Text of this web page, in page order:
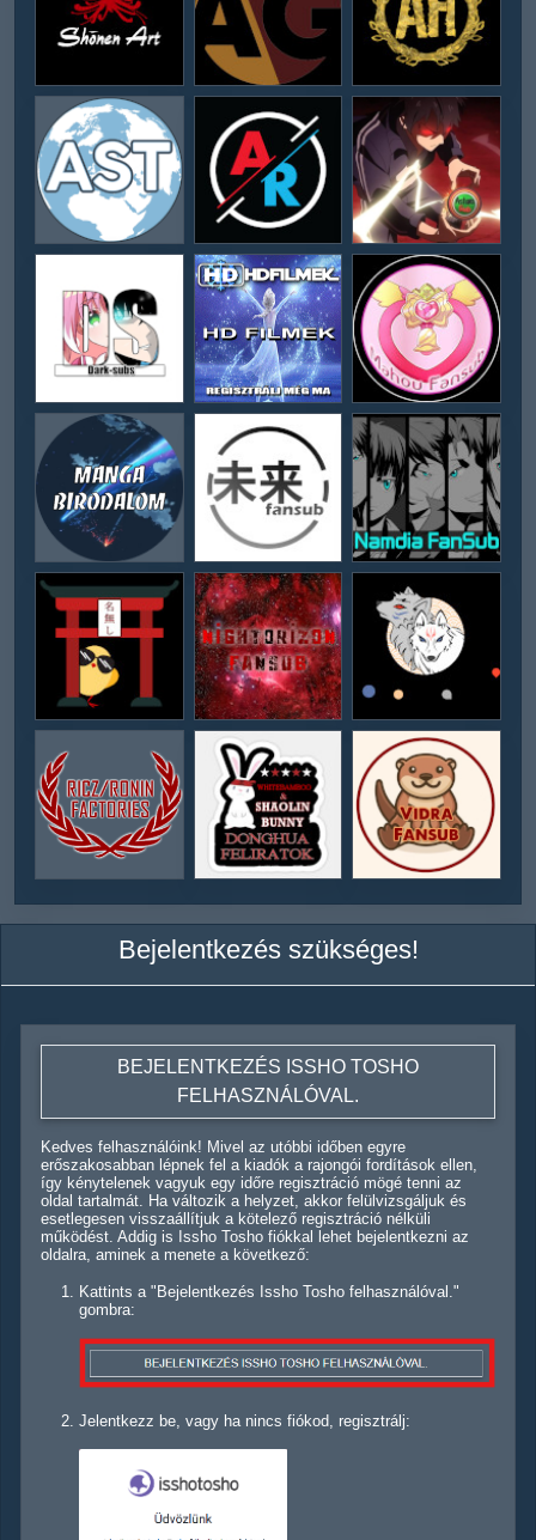
Bejelentkezés szükséges!
BEJELENTKEZÉS ISSHO TOSHO
FELHASZNÁLÓVAL.
Kedves felhasználóink! Mivel az utóbbi időben egyre
erőszakosabban lépnek fel a kiadók a rajongói fordítások ellen,
így kénytelenek vagyuk egy időre regisztráció mögé tenni az
oldal tartalmát. Ha változik a helyzet, akkor felülvizsgáljuk és
esetlegesen visszaállítjuk a kötelező regisztráció nélküli
működést. Addig is Issho Tosho fiókkal lehet bejelentkezni az
oldalra, aminek a menete a következő:
Kattints a "Bejelentkezés Issho Tosho felhasználóval."
gombra:
Jelentkezz be, vagy ha nincs fiókod, regisztrálj: